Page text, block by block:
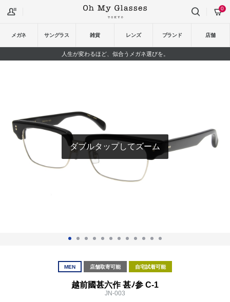
メガネ サングラス 雑貨 レンズ ブランド 店舗
0
人生が変わるほど、似合うメガネ選びを。
ダブルタップしてズーム
MEN 店舗取寄可能 自宅試着可能
越前國甚六作 甚ﾉ参 C-1
JN-003